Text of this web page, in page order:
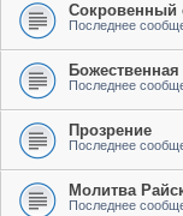
Сокровенный
Последнее
Последнее
Прозрение
Последнее
Молитва
Последнее